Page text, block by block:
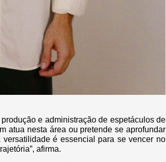
e administração de espetáculos de
atua nesta área ou pretende se aprofundar
é essencial para se vencer no
afirma.